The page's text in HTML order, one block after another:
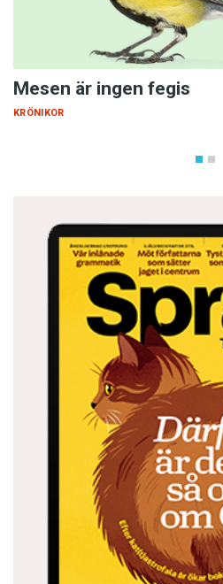
Mesen är ingen fegis
KRÖNIKOR